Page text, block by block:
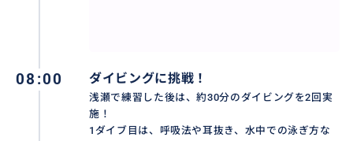
なっていきます。腰くらいの足がつくところで練習がで
きるので、初めての方には安心して潜っていただけま
す。また、船酔いが心配な方にもおすすめです。
08:00 ダイビングに挑戦！
浅瀬で練習した後は、約30分のダイビングを2回実
施！
1ダイブ目は、呼吸法や耳抜き、水中での泳ぎ方な